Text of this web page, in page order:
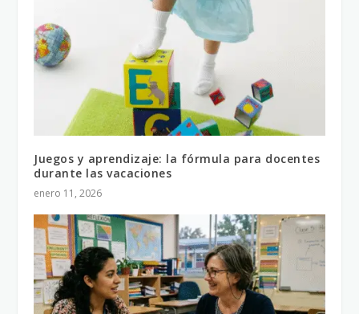
Juegos y aprendizaje: la fórmula para docentes
durante las vacaciones
enero 11, 2026